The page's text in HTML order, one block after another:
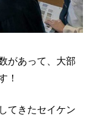
があって、大部
！
てきたセイケン